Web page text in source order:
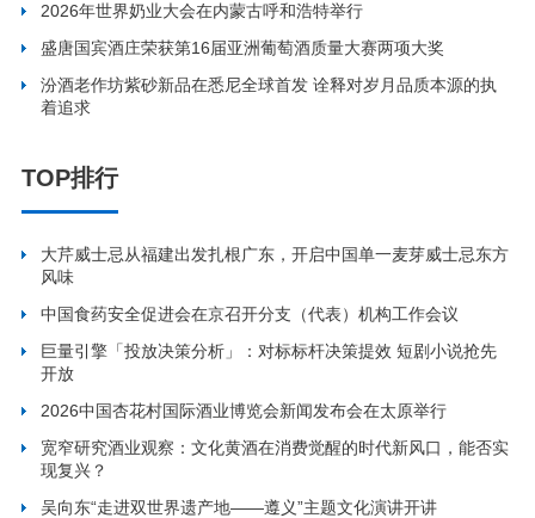
2026年世界奶业大会在内蒙古呼和浩特举行
盛唐国宾酒庄荣获第16届亚洲葡萄酒质量大赛两项大奖
汾酒老作坊紫砂新品在悉尼全球首发 诠释对岁月品质本源的执
着追求
TOP排行
大芹威士忌从福建出发扎根广东，开启中国单一麦芽威士忌东方
风味
中国食药安全促进会在京召开分支（代表）机构工作会议
巨量引擎「投放决策分析」：对标标杆决策提效 短剧小说抢先
开放
2026中国杏花村国际酒业博览会新闻发布会在太原举行
宽窄研究酒业观察：文化黄酒在消费觉醒的时代新风口，能否实
现复兴？
吴向东“走进双世界遗产地——遵义”主题文化演讲开讲